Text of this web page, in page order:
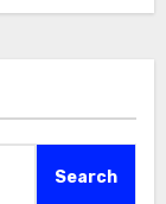
Search